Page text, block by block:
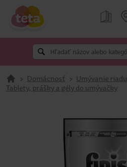
> Domácnosť > Umývanie riadu
Tablety, prášky a gély do umývačky